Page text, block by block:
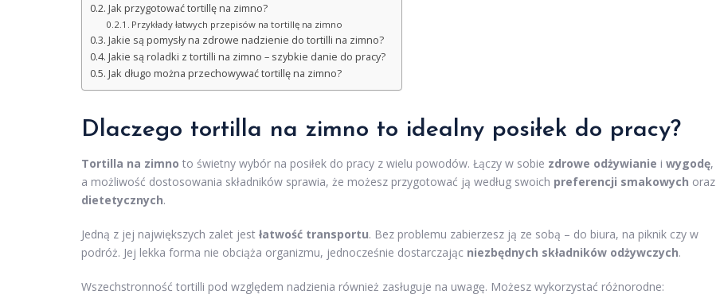
Jak przygotować tortillę na zimno?
Przykłady łatwych przepisów na tortillę na zimno
Jakie są pomysły na zdrowe nadzienie do tortilli na zimno?
Jakie są roladki z tortilli na zimno – szybkie danie do pracy?
Jak długo można przechowywać tortillę na zimno?
Dlaczego tortilla na zimno to idealny posiłek do pracy?
Tortilla na zimno to świetny wybór na posiłek do pracy z wielu powodów. Łączy w sobie zdrowe odżywianie i wygodę,
a możliwość dostosowania składników sprawia, że możesz przygotować ją według swoich preferencji smakowych oraz
dietetycznych.
Jedną z jej największych zalet jest łatwość transportu. Bez problemu zabierzesz ją ze sobą – do biura, na piknik czy w
podróż. Jej lekka forma nie obciąża organizmu, jednocześnie dostarczając niezbędnych składników odżywczych.
Wszechstronność tortilli pod względem nadzienia również zasługuje na uwagę. Możesz wykorzystać różnorodne: